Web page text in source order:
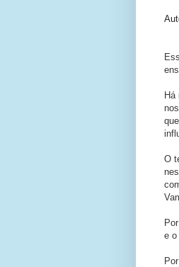
Há
nos
O
e o